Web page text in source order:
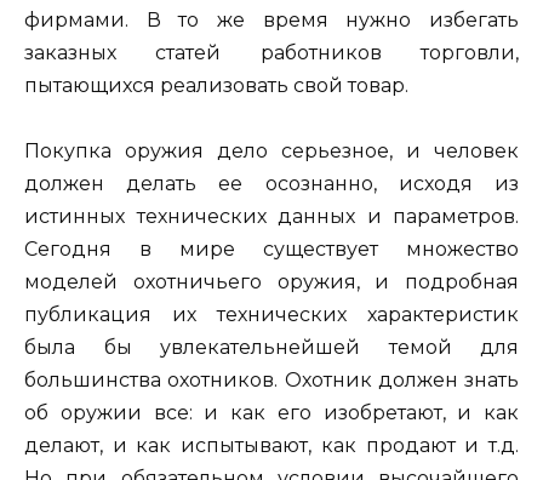
фирмами. В то же время нужно избегать
заказных статей работников торговли,
пытающихся реализовать свой товар.
Покупка оружия дело серьезное, и человек
должен делать ее осознанно, исходя из
истинных технических данных и параметров.
Сегодня в мире существует множество
моделей охотничьего оружия, и подробная
публикация их технических характеристик
была бы увлекательнейшей темой для
большинства охотников. Охотник должен знать
об оружии все: и как его изобретают, и как
делают, и как испытывают, как продают и т.д.